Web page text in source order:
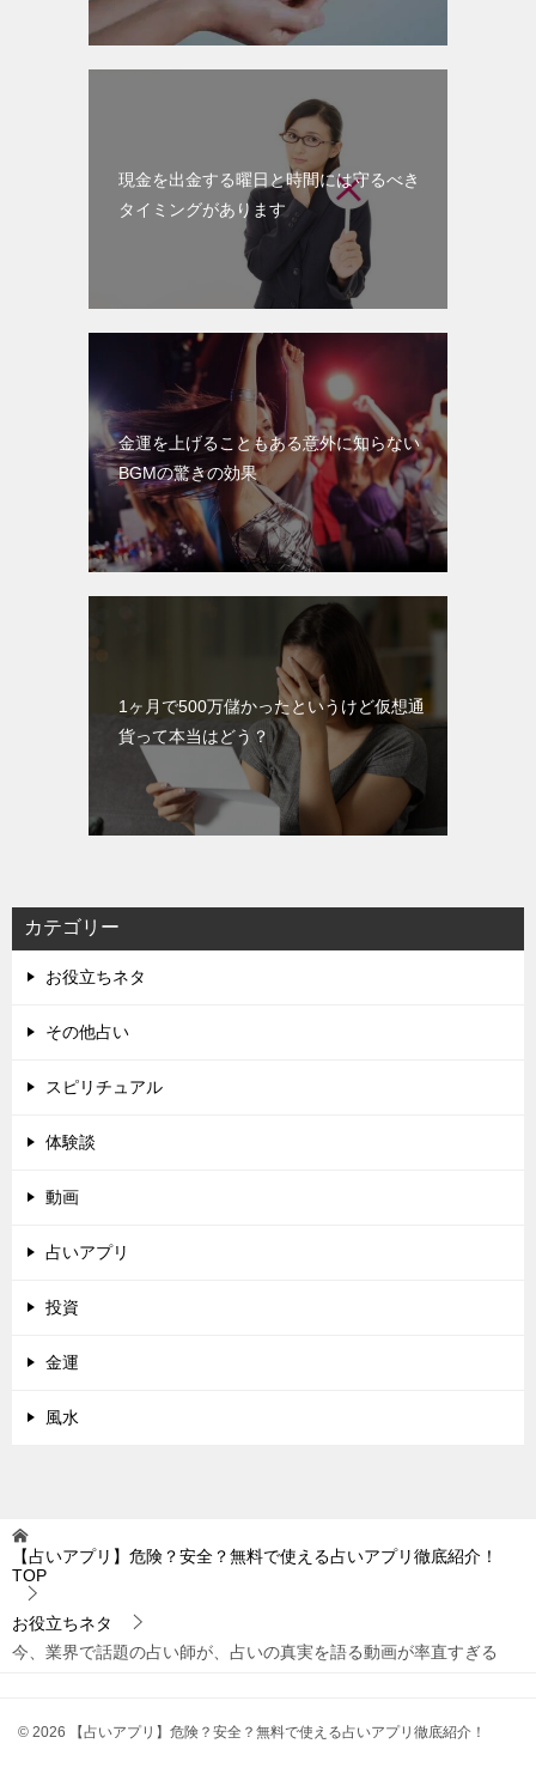
現金を出金する曜日と時間には守るべき
タイミングがあります
金運を上げることもある意外に知らない
BGMの驚きの効果
1ヶ月で500万儲かったというけど仮想通
貨って本当はどう？
カテゴリー
お役立ちネタ
その他占い
スピリチュアル
体験談
動画
占いアプリ
投資
金運
風水
【占いアプリ】危険？安全？無料で使える占いアプリ徹底紹介！
TOP
お役立ちネタ
今、業界で話題の占い師が、占いの真実を語る動画が率直すぎる
© 2026 【占いアプリ】危険？安全？無料で使える占いアプリ徹底紹介！